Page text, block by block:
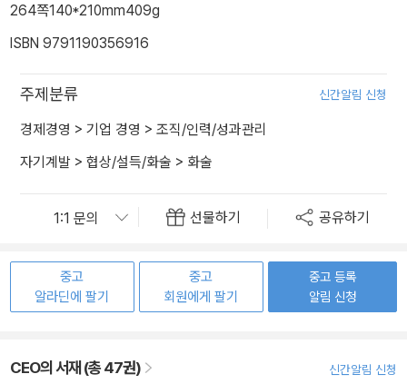
264쪽140*210mm409g
ISBN 9791190356916
주제분류 신간알림 신청
경제경영 > 기업 경영 > 조직/인력/성과관리
자기계발 > 협상/설득/화술 > 화술
선물하기 공유하기
중고
알라딘에 팔기
중고
회원에게 팔기
중고 등록
알림 신청
CEO의 서재 (총 47권) 신간알림 신청